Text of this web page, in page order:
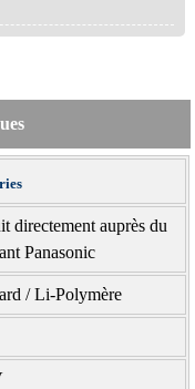
directement auprès du
Panasonic
/ Li-Polymère